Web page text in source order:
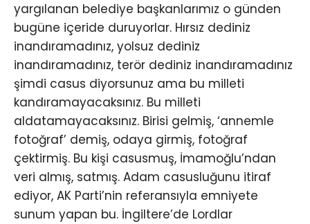
yargılanan belediye başkanlarımız o günden
bugüne içeride duruyorlar. Hırsız dediniz
inandıramadınız, yolsuz dediniz
inandıramadınız, terör dediniz inandıramadınız
şimdi casus diyorsunuz ama bu milleti
kandıramayacaksınız. Bu milleti
aldatamayacaksınız. Birisi gelmiş, ‘annemle
fotoğraf’ demiş, odaya girmiş, fotoğraf
çektirmiş. Bu kişi casusmuş, İmamoğlu’ndan
veri almış, satmış. Adam casusluğunu itiraf
ediyor, AK Parti’nin referansıyla emniyete
sunum yapan bu. İngiltere’de Lordlar